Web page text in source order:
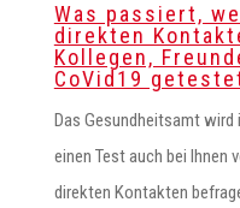
Was passiert,
direkten
Kollegen,
CoVid19
Das Gesundheitsamt wird
einen Test auch bei Ihnen
direkten Kontakten